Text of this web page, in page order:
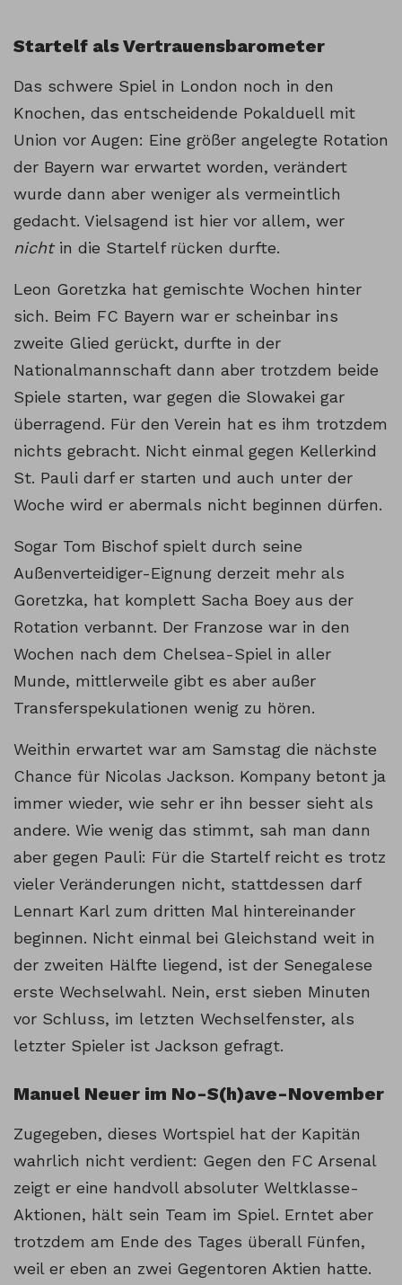
Startelf als Vertrauensbarometer
Das schwere Spiel in London noch in den
Knochen, das entscheidende Pokalduell mit
Union vor Augen: Eine größer angelegte Rotation
der Bayern war erwartet worden, verändert
wurde dann aber weniger als vermeintlich
gedacht. Vielsagend ist hier vor allem, wer
nicht in die Startelf rücken durfte.
Leon Goretzka hat gemischte Wochen hinter
sich. Beim FC Bayern war er scheinbar ins
zweite Glied gerückt, durfte in der
Nationalmannschaft dann aber trotzdem beide
Spiele starten, war gegen die Slowakei gar
überragend. Für den Verein hat es ihm trotzdem
nichts gebracht. Nicht einmal gegen Kellerkind
St. Pauli darf er starten und auch unter der
Woche wird er abermals nicht beginnen dürfen.
Sogar Tom Bischof spielt durch seine
Außenverteidiger-Eignung derzeit mehr als
Goretzka, hat komplett Sacha Boey aus der
Rotation verbannt. Der Franzose war in den
Wochen nach dem Chelsea-Spiel in aller
Munde, mittlerweile gibt es aber außer
Transferspekulationen wenig zu hören.
Weithin erwartet war am Samstag die nächste
Chance für Nicolas Jackson. Kompany betont ja
immer wieder, wie sehr er ihn besser sieht als
andere. Wie wenig das stimmt, sah man dann
aber gegen Pauli: Für die Startelf reicht es trotz
vieler Veränderungen nicht, stattdessen darf
Lennart Karl zum dritten Mal hintereinander
beginnen. Nicht einmal bei Gleichstand weit in
der zweiten Hälfte liegend, ist der Senegalese
erste Wechselwahl. Nein, erst sieben Minuten
vor Schluss, im letzten Wechselfenster, als
letzter Spieler ist Jackson gefragt.
Manuel Neuer im No-S(h)ave-November
Zugegeben, dieses Wortspiel hat der Kapitän
wahrlich nicht verdient: Gegen den FC Arsenal
zeigt er eine handvoll absoluter Weltklasse-
Aktionen, hält sein Team im Spiel. Erntet aber
trotzdem am Ende des Tages überall Fünfen,
weil er eben an zwei Gegentoren Aktien hatte.